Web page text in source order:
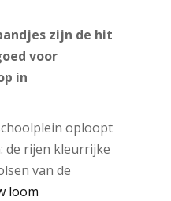
zijn de hit
voor
in
oploopt
de rijen kleurrijke
van de
loom